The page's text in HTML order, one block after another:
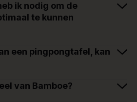
ik nodig om de
te kunnen
een pingpongtafel, kan
van Bamboe?